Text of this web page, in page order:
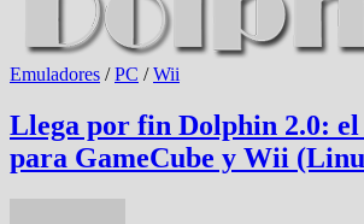
Emuladores /PC /Wii
Llega por fin Dolphin 2.0:
para GameCube y Wii